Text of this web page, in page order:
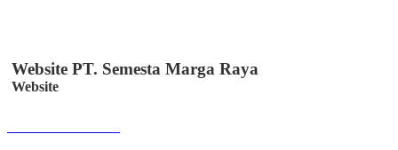
Website PT. Semesta Marga Raya
Website